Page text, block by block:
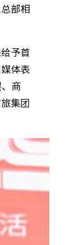
部相
予首
体表
商
集团